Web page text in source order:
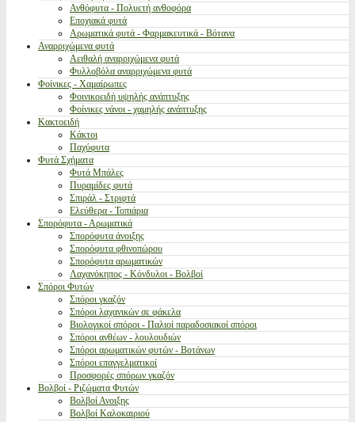
Ανθόφυτα - Πολυετή ανθοφόρα
Εποχιακά φυτά
Αρωματικά φυτά - Φαρμακευτικά - Βότανα
Αναρριχώμενα φυτά
Αειθαλή αναρριχώμενα φυτά
Φυλλοβόλα αναρριχώμενα φυτά
Φοίνικες - Χαμαίρωπες
Φοινικοειδή υψηλής ανάπτυξης
Φοίνικες νάνοι - χαμηλής ανάπτυξης
Κακτοειδή
Κάκτοι
Παχύφυτα
Φυτά Σχήματα
Φυτά Μπάλες
Πυραμίδες φυτά
Σπιράλ - Στριφτά
Ελεύθερα - Τοπιάρια
Σπορόφυτα - Αρωματικά
Σπορόφυτα άνοιξης
Σπορόφυτα φθινοπώρου
Σπορόφυτα αρωματικών
Λαχανόκηπος - Κόνδυλοι - Βολβοί
Σπόροι Φυτών
Σπόροι γκαζόν
Σπόροι λαχανικών σε φάκελα
Βιολογικοί σπόροι - Παλιοί παραδοσιακοί σπόροι
Σπόροι ανθέων - λουλουδιών
Σπόροι αρωματικών φυτών - Βοτάνων
Σπόροι επαγγελματικοί
Προσφορές σπόρων γκαζόν
Βολβοί - Ριζώματα Φυτών
Βολβοί Ανοιξης
Βολβοί Καλοκαιριού